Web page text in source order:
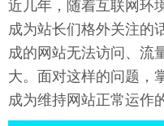
近几年，随着互联网环
成为站长们格外关注的
成的网站无法访问、流
大。面对这样的问题，
成为维持网站正常运作